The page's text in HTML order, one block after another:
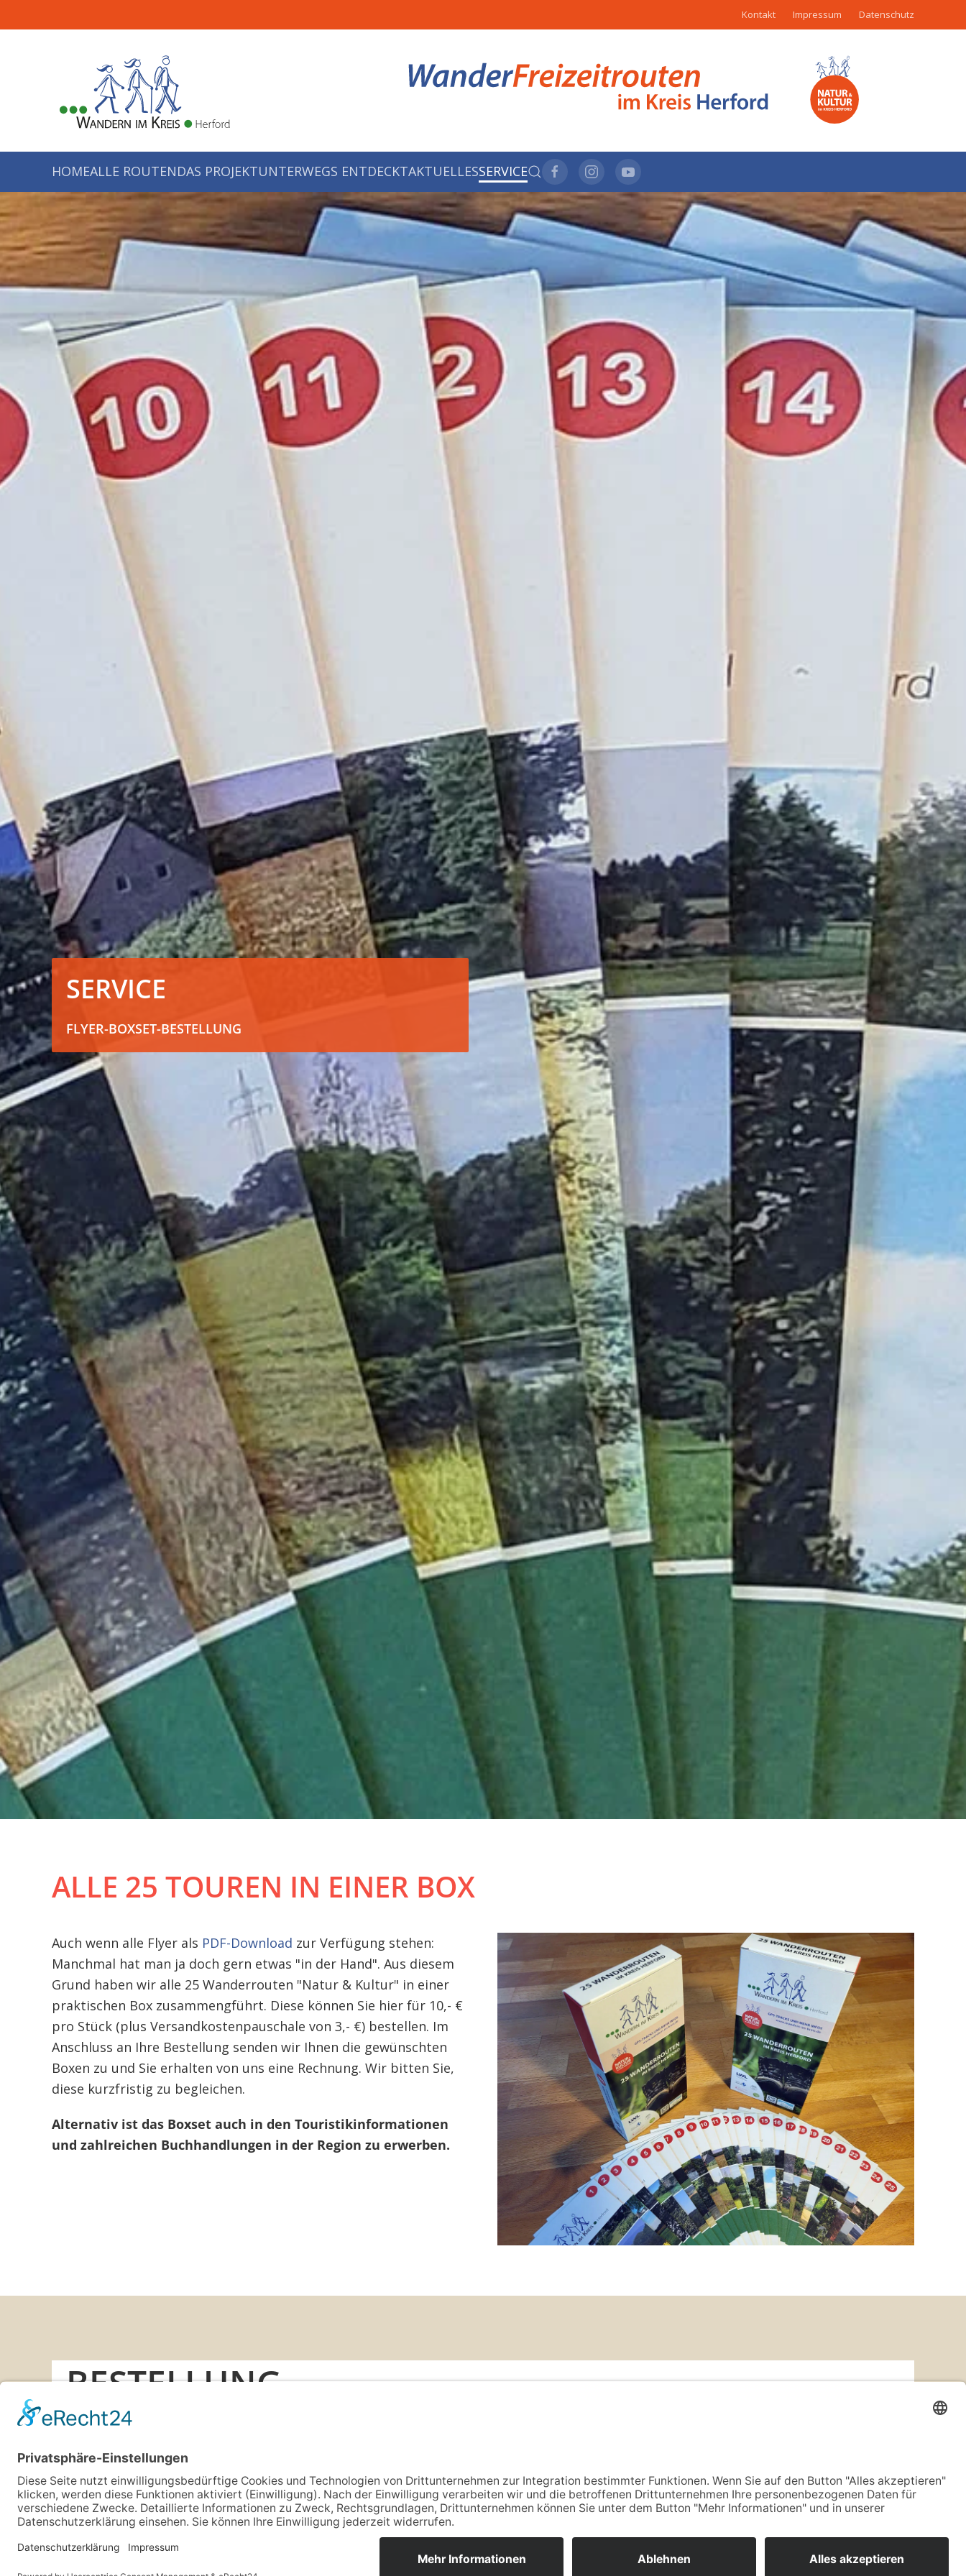
Kontakt Impressum Datenschutz
HOMEALLE ROUTENDAS PROJEKTUNTERWEGS ENTDECKTAKTUELLESSERVICE
SERVICE
FLYER-BOXSET-BESTELLUNG
ALLE 25 TOUREN IN EINER BOX
Auch wenn alle Flyer als PDF-Download zur Verfügung stehen:
Manchmal hat man ja doch gern etwas "in der Hand". Aus diesem
Grund haben wir alle 25 Wanderrouten "Natur & Kultur" in einer
praktischen Box zusammengführt. Diese können Sie hier für 10,- €
pro Stück (plus Versandkostenpauschale von 3,- €) bestellen. Im
Anschluss an Ihre Bestellung senden wir Ihnen die gewünschten
Boxen zu und Sie erhalten von uns eine Rechnung. Wir bitten Sie,
diese kurzfristig zu begleichen.
Alternativ ist das Boxset auch in den Touristikinformationen
und zahlreichen Buchhandlungen in der Region zu erwerben.
BESTELLUNG
IHRE KONTAKTDATEN
Hausnummer*